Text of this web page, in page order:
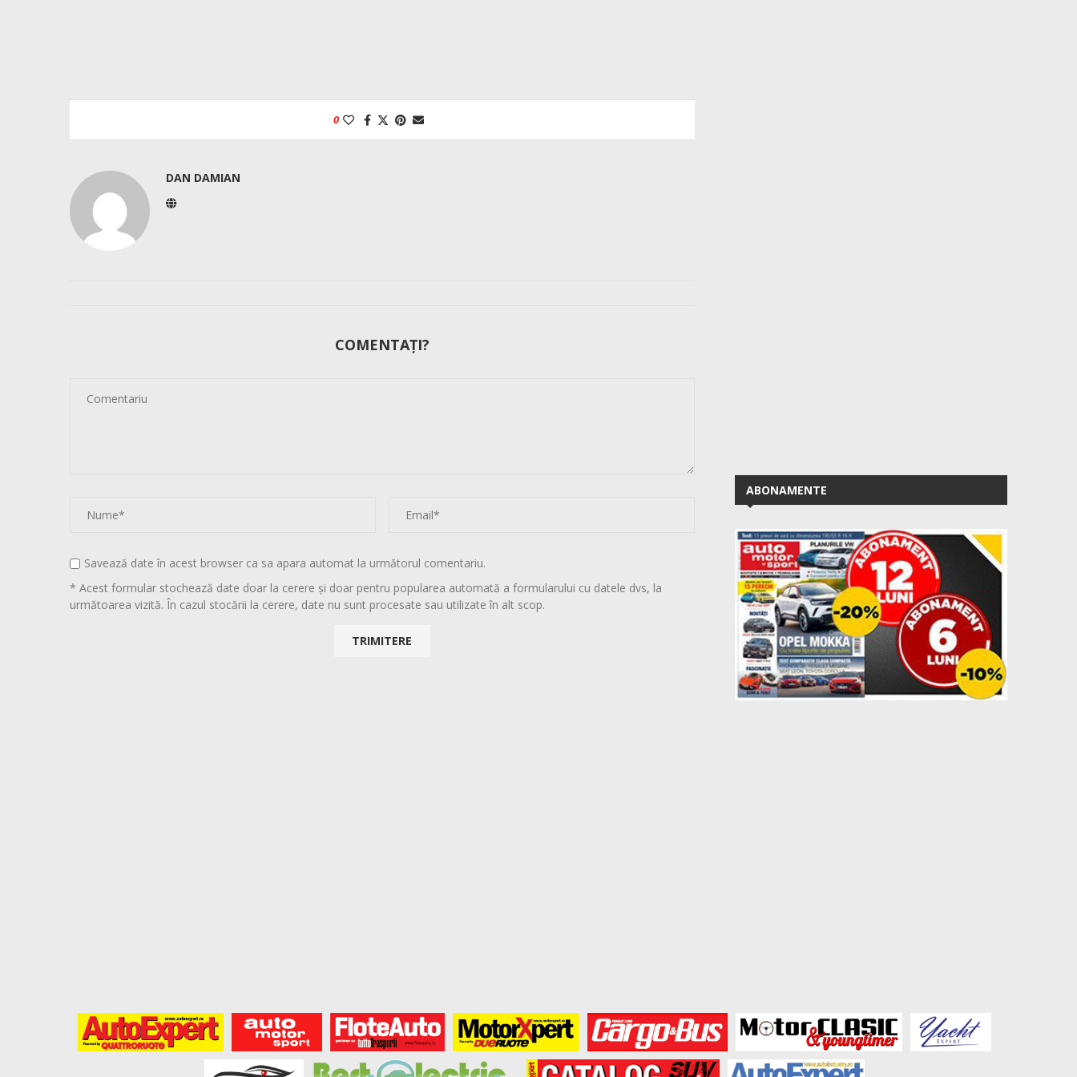
0
DAN DAMIAN
COMENTAȚI?
Savează date în acest browser ca sa apara automat la următorul comentariu.
* Acest formular stochează date doar la cerere și doar pentru popularea automată a formularului cu datele dvs, la
următoarea vizită. În cazul stocării la cerere, date nu sunt procesate sau utilizate în alt scop.
ABONAMENTE